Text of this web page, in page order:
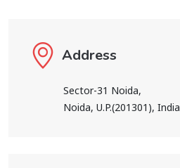
Address
Sector-31 Noida,
Noida, U.P.(201301), India